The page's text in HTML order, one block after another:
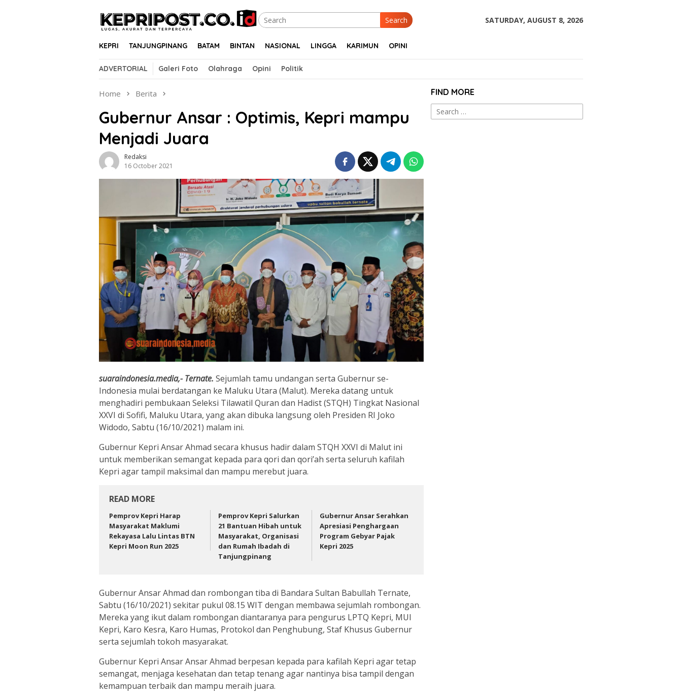
Search SATURDAY, AUGUST 8, 2026
KEPRI TANJUNGPINANG BATAM BINTAN NASIONAL LINGGA KARIMUN OPINI
ADVERTORIAL Galeri Foto Olahraga Opini Politik
Home Berita
Gubernur Ansar : Optimis, Kepri mampu
Menjadi Juara
Redaksi
16 October 2021
suaraindonesia.media,- Ternate. Sejumlah tamu undangan serta Gubernur se-
Indonesia mulai berdatangan ke Maluku Utara (Malut). Mereka datang untuk
menghadiri pembukaan Seleksi Tilawatil Quran dan Hadist (STQH) Tingkat Nasional
XXVI di Sofifi, Maluku Utara, yang akan dibuka langsung oleh Presiden RI Joko
Widodo, Sabtu (16/10/2021) malam ini.
Gubernur Kepri Ansar Ahmad secara khusus hadir dalam STQH XXVI di Malut ini
untuk memberikan semangat kepada para qori dan qori’ah serta seluruh kafilah
Kepri agar tampil maksimal dan mampu merebut juara.
READ MORE
Pemprov Kepri Harap
Masyarakat Maklumi
Rekayasa Lalu Lintas BTN
Kepri Moon Run 2025
Pemprov Kepri Salurkan
21 Bantuan Hibah untuk
Masyarakat, Organisasi
dan Rumah Ibadah di
Tanjungpinang
Gubernur Ansar Serahkan
Apresiasi Penghargaan
Program Gebyar Pajak
Kepri 2025
Gubernur Ansar Ahmad dan rombongan tiba di Bandara Sultan Babullah Ternate,
Sabtu (16/10/2021) sekitar pukul 08.15 WIT dengan membawa sejumlah rombongan.
Mereka yang ikut dalam rombongan diantaranya para pengurus LPTQ Kepri, MUI
Kepri, Karo Kesra, Karo Humas, Protokol dan Penghubung, Staf Khusus Gubernur
serta sejumlah tokoh masyarakat.
Gubernur Kepri Ansar Ansar Ahmad berpesan kepada para kafilah Kepri agar tetap
semangat, menjaga kesehatan dan tetap tenang agar nantinya bisa tampil dengan
kemampuan terbaik dan mampu meraih juara.
FIND MORE
Search
for: